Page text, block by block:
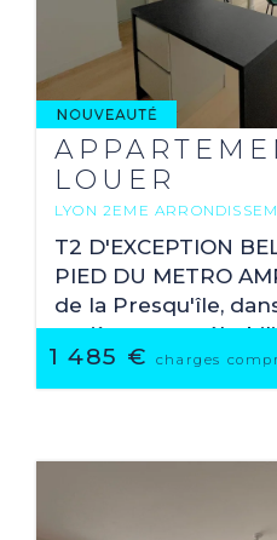
LOUER
LYON 2EME
49.88 M2
1 485 € charges
T2 D'EXCEPTION
PIED DU METRO
de la Presqu'île,
entièrement
charmé par la
de cet appartement.